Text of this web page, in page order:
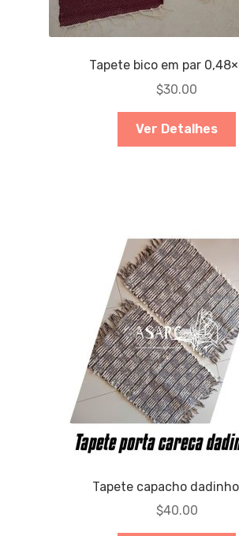
Tapete bico em par
$30.00
Ver Detalhes
Tapete capacho
$40.00